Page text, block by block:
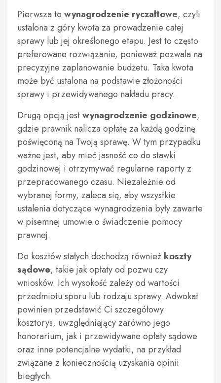
Pierwsza to wynagrodzenie ryczałtowe, czyli
ustalona z góry kwota za prowadzenie całej
sprawy lub jej określonego etapu. Jest to często
preferowane rozwiązanie, ponieważ pozwala na
precyzyjne zaplanowanie budżetu. Taka kwota
może być ustalona na podstawie złożoności
sprawy i przewidywanego nakładu pracy.
Drugą opcją jestwynagrodzenie godzinowe,
gdzie prawnik nalicza opłatę za każdą godzinę
poświęconą na Twoją sprawę. W tym przypadku
ważne jest, aby mieć jasność co do stawki
godzinowej i otrzymywać regularne raporty z
przepracowanego czasu. Niezależnie od
wybranej formy, zaleca się, aby wszystkie
ustalenia dotyczące wynagrodzenia były zawarte
w pisemnej umowie o świadczenie pomocy
prawnej.
Do kosztów stałych dochodzą również koszty
sądowe, takie jak opłaty od pozwu czy
wniosków. Ich wysokość zależy od wartości
przedmiotu sporu lub rodzaju sprawy. Adwokat
powinien przedstawić Ci szczegółowy
kosztorys, uwzględniający zarówno jego
honorarium, jak i przewidywane opłaty sądowe
oraz inne potencjalne wydatki, na przykład
związane z koniecznością uzyskania opinii
biegłych.